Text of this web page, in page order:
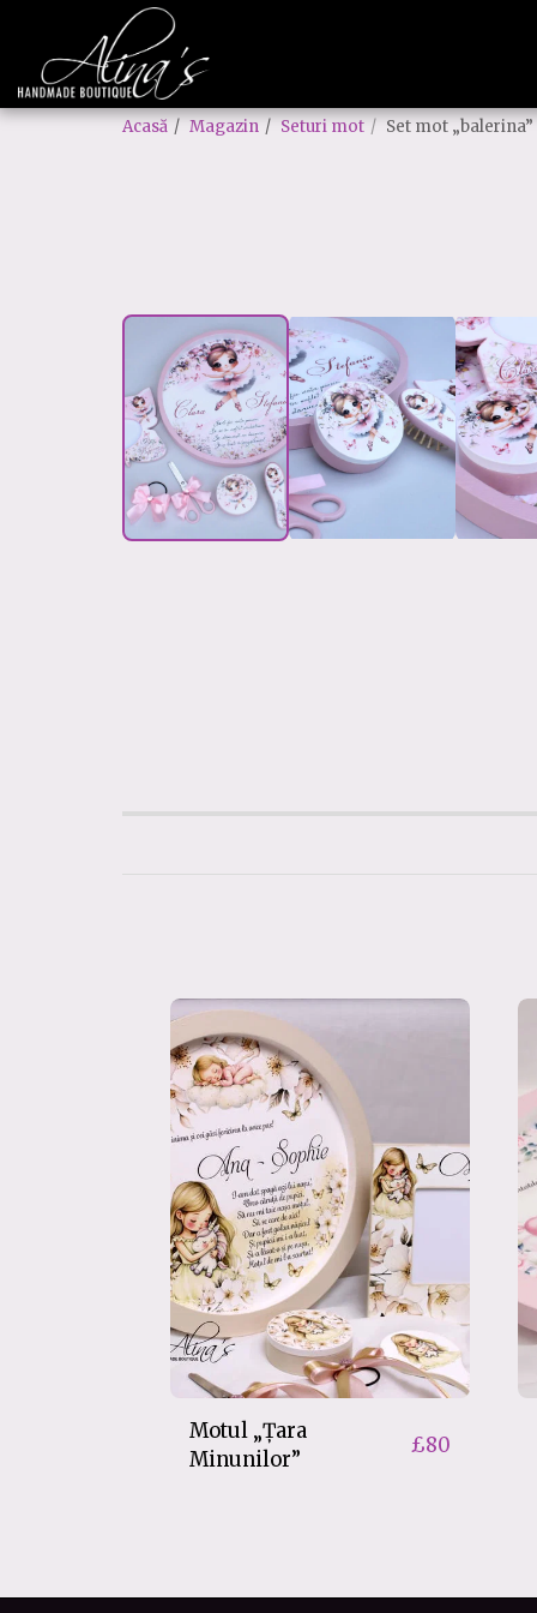
Acasă Magazin Seturi mot Set mot „balerina”
Motul „Țara
Minunilor”
£80